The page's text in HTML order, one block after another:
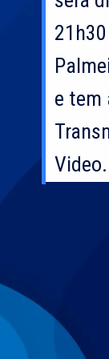
e tem
Video.
e tem
Video.